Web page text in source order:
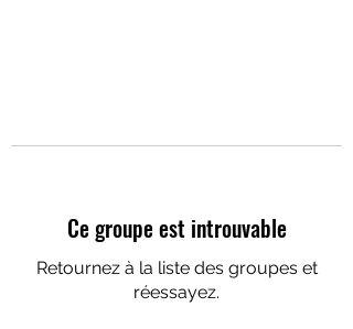
Ce groupe est introuvable
Retournez à la liste des groupes et
réessayez.